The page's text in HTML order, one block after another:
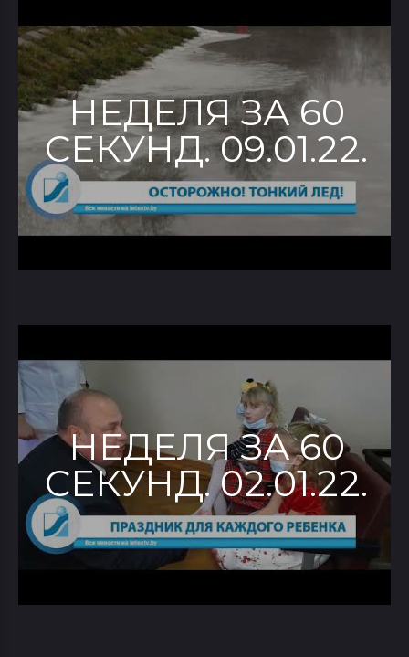
НЕДЕЛЯ ЗА 60
СЕКУНД. 09.01.22.
НЕДЕЛЯ ЗА 60
СЕКУНД. 02.01.22.